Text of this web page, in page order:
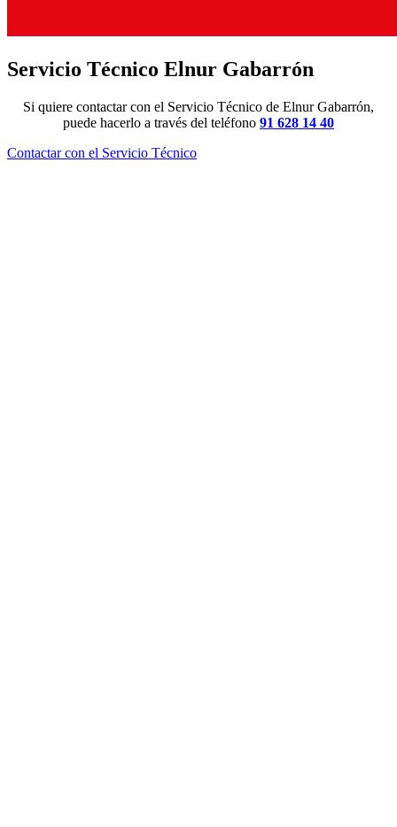
Servicio Técnico Elnur Gabarrón
Si quiere contactar con el Servicio Técnico de Elnur Gabarrón,
puede hacerlo a través del teléfono 91 628 14 40
Contactar con el Servicio Técnico